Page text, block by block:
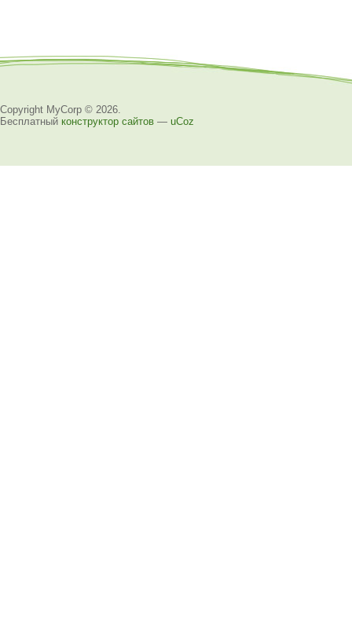
Copyright MyCorp © 2026
Бесплатный конструктор сайтов — uCoz